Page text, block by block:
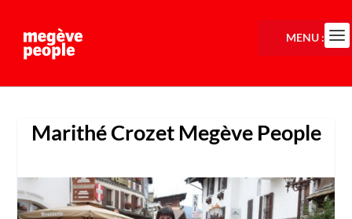
Marithé Crozet Megève People
MENU :